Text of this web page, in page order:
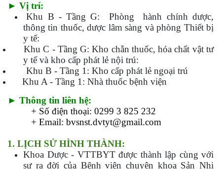
► Vị trí:
Khu B - Tầng G: Phòng hành chính dược,
thông tin thuốc, dược lâm sàng và phòng Thiết bị
y tế:
Khu C - Tầng G: Kho chẵn thuốc, hóa chất vật tư
y tế và kho cấp phát lẻ nội trú:
Khu B - Tầng 1: Kho cấp phát lẻ ngoại trú
Khu A - Tầng 1: Nhà thuốc bệnh viện
► Thông tin liên hệ:
+ Số điện thoại: 0299 3 825 232
+ Email: bvsnst.dvtyt@gmail.com
1. LỊCH SỬ HÌNH THÀNH:
Khoa Dược - VTTBYT được thành lập cùng với
sự ra đời của Bệnh viện chuyên khoa Sản Nhi